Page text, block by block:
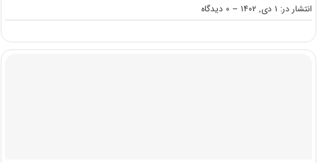
انتشار در: ۱ دی, ۱۴۰۲ -- ۰ دیدگاه
on
سوالات
پاسخنامه